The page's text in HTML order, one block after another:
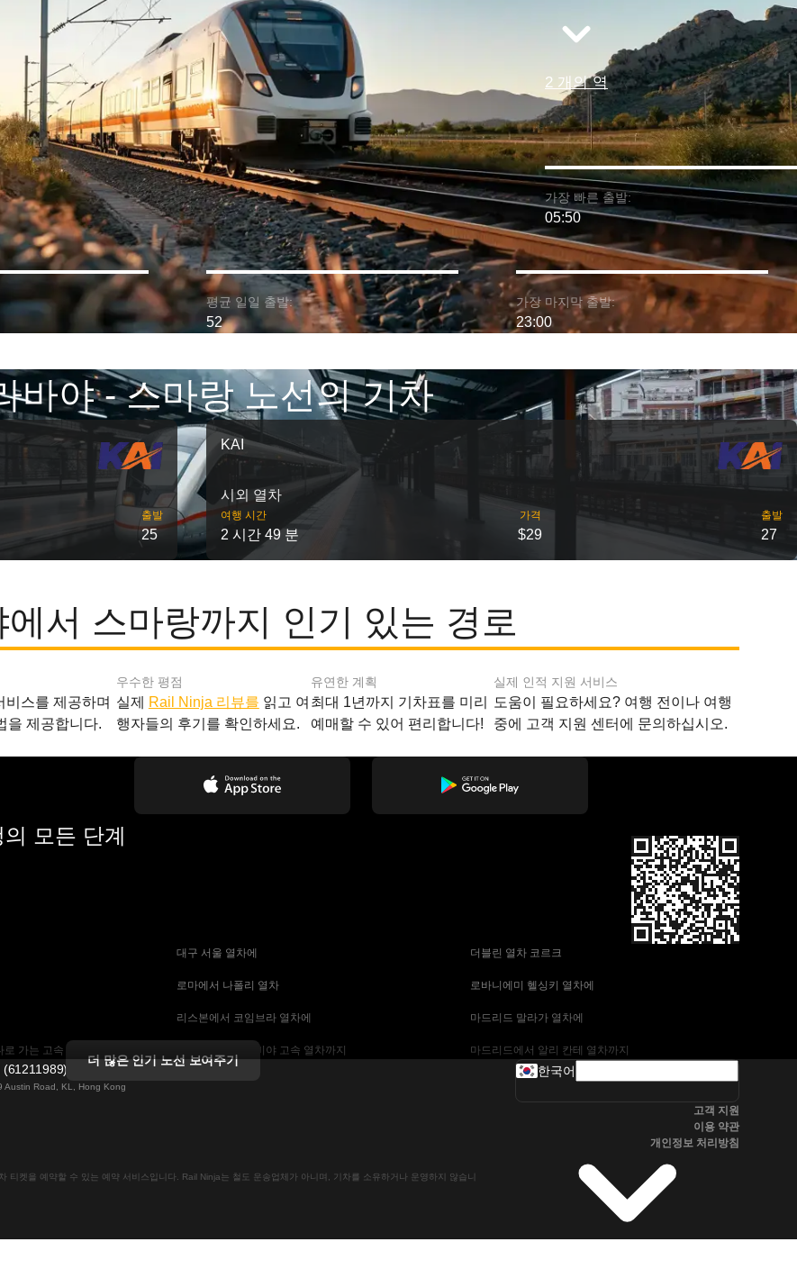
2 개의 역
가장 빠른 출발:
05:50
평균 일일 출발:
52
가장 마지막 출발:
23:00
바야 - 스마랑 노선의 기차
출발
25
KAI
시외 열차
여행 시간
2 시간 49 분
가격
$29
출발
27
에서 스마랑까지 인기 있는 경로
비스를 제공하며
을 제공합니다.
우수한 평점
실제 Rail Ninja 리뷰를 읽고 여
행자들의 후기를 확인하세요.
유연한 계획
최대 1년까지 기차표를 미리
예매할 수 있어 편리합니다!
실제 인적 지원 서비스
도움이 필요하세요? 여행 전이나 여행
중에 고객 지원 센터에 문의하십시오.
모든 단계
대구 서울 열차에 더블린 열차 코르크
로마에서 나폴리 열차 로바니에미 헬싱키 열차에
리스본에서 코임브라 열차에 마드리드 말라가 열차에
가는 고속 열차 마드리드에서 세비야 고속 열차까지 마드리드에서 알리 칸테 열차까지
에 바르셀로나-말라가 열차
차 비엔나에서 프라하 고속 열차에 서울~울산열차
더 많은 인기 노선 보여주기
Austin Road, KL, Hong Kong
티켓을 예약할 수 있는 예약 서비스입니다. Rail Ninja는 철도 운송업체가 아니며, 기차를 소유하거나 운영하지 않습니
한국어
고객 지원
이용 약관
개인정보 처리방침